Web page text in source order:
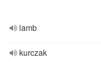
lamb
kurczak